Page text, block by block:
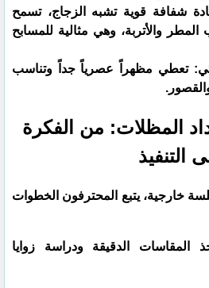
شفافة قوية تشبه الزجاج، تسمح
والأتربة، وهي مثالية للمسابح
تعطي مظهراً عصرياً جداً وتناسب
المظلات: من الفكرة
التنفيذ
خارجية، يتبع المحترفون الخطوات
المقاسات الدقيقة ودراسة زوايا